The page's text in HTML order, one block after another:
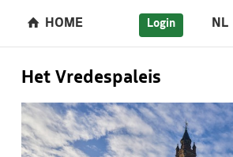
HOME Login NL
Het Vredespaleis